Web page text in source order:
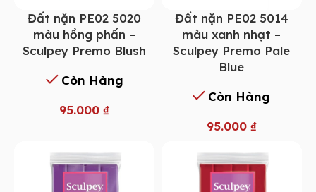
Đất nặn PE02 5020
màu hồng phấn –
Sculpey Premo Blush
Còn Hàng
95.000 ₫
Đất nặn PE02 5014
màu xanh nhạt –
Sculpey Premo Pale
Blue
Còn Hàng
95.000 ₫